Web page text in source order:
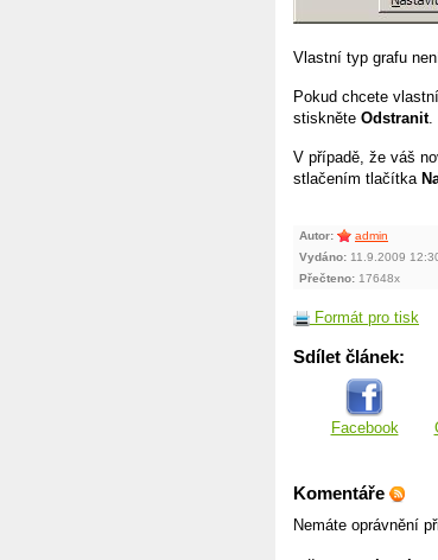
Vlastní typ grafu
Pokud chcete
stiskněte Odstranit.
V případě, že váš
stlačením tlačítka
Autor:
admin
Vydáno: 11.9.2009
Přečteno: 17648x
Formát pro tisk
Sdílet článek:
Facebook
Komentáře
Nemáte oprávnění